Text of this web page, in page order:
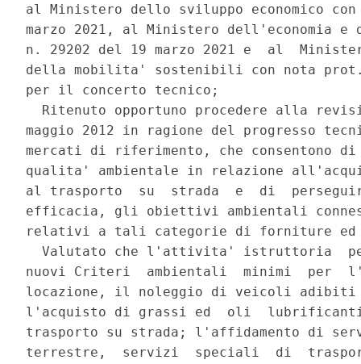
al Ministero dello sviluppo economico
marzo 2021, al Ministero dell'economia
n. 29202 del 19 marzo 2021 e  al
della mobilita' sostenibili con nota prot.
per il concerto tecnico;
Ritenuto opportuno procedere alla
maggio 2012 in ragione del progresso
mercati di riferimento, che
qualita' ambientale in relazione
al trasporto  su  strada  e  di
efficacia, gli obiettivi ambientali
relativi a tali categorie di forniture
Valutato che l'attivita' istruttoria
nuovi Criteri  ambientali  minimi  per
locazione, il noleggio di veicoli
l'acquisto di grassi ed  oli
trasporto su strada; l'affidamento di
terrestre,  servizi  speciali  di